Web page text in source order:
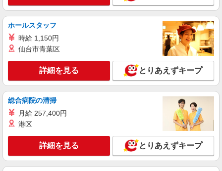
通費全支給(ガソリン代含む)＞
さいたま市岩槻区
キープ 詳細を見る
派遣社員
株式会社kotrio /●SI-H-2093720
善は急げ≫≫≫履歴書不要＆面接なし！駅チカ
病院で看護助手急募
時給1600円〜2250円 ＜日払い有/週払い有/交
キープ 詳細を見る
ホールスタッフ
時給 1,150円
仙台市青葉区
詳細を見る とりあえずキープ
総合病院の清掃
月給 257,400円
港区
詳細を見る とりあえずキープ